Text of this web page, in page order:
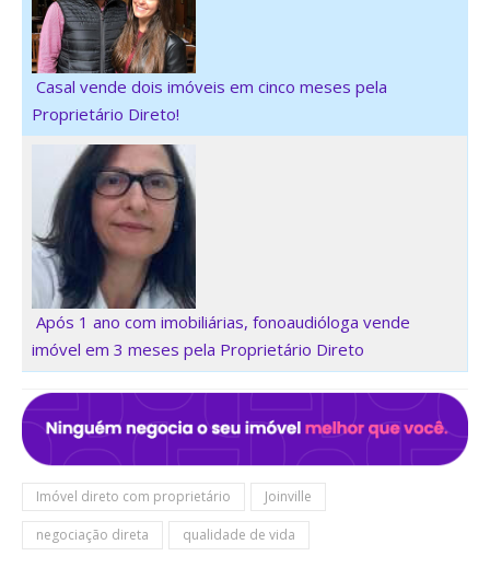
Casal vende dois imóveis em cinco meses pela
Proprietário Direto!
Após 1 ano com imobiliárias, fonoaudióloga vende
imóvel em 3 meses pela Proprietário Direto
Imóvel direto com proprietário Joinville
negociação direta qualidade de vida